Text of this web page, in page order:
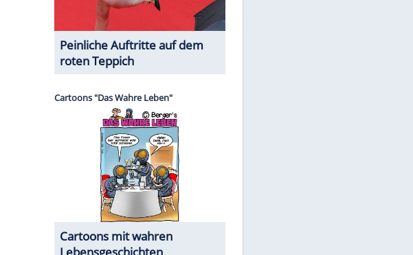
ZURÜCK ZUR STARTSEITE
Die Öffentlichkeit schaut zu: